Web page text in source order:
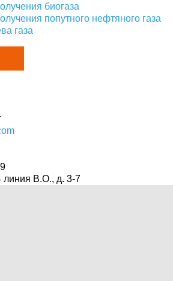
биогаза
попутного нефтяного газа
газа
линия В.О., д. 3-7